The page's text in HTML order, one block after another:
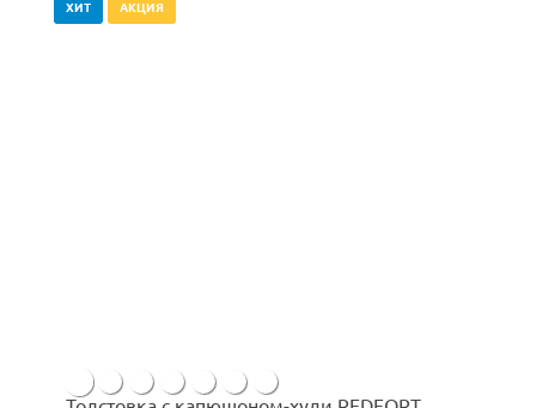
ХИТ АКЦИЯ